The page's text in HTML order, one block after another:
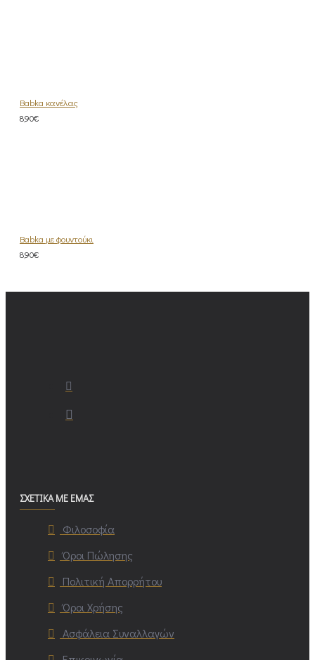
Babka κανέλας
8,90€
Babka με φουντούκι
8,90€
ΣΧΕΤΙΚΑ ΜΕ ΕΜΑΣ
Φιλοσοφία
Όροι Πώλησης
Πολιτική Απορρήτου
Όροι Χρήσης
Ασφάλεια Συναλλαγών